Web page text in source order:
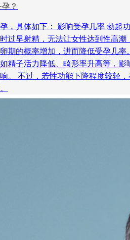
？
，具体如下： 影响受孕几率 勃起
过早射精，无法让女性达到性高
期的概率增加，进而降低受孕几
精子活力降低、畸形率升高等，
。 不过，若性功能下降程度较轻